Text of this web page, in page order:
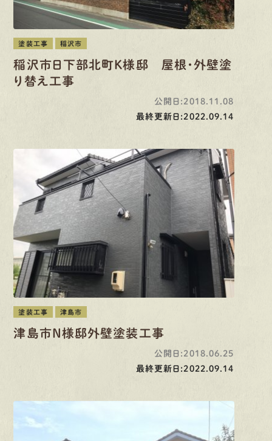
塗装工事 稲沢市
稲沢市日下部北町K様邸 屋根・外壁塗
り替え工事
公開日:2018.11.08
最終更新日:2022.09.14
塗装工事 津島市
津島市N様邸外壁塗装工事
公開日:2018.06.25
最終更新日:2022.09.14